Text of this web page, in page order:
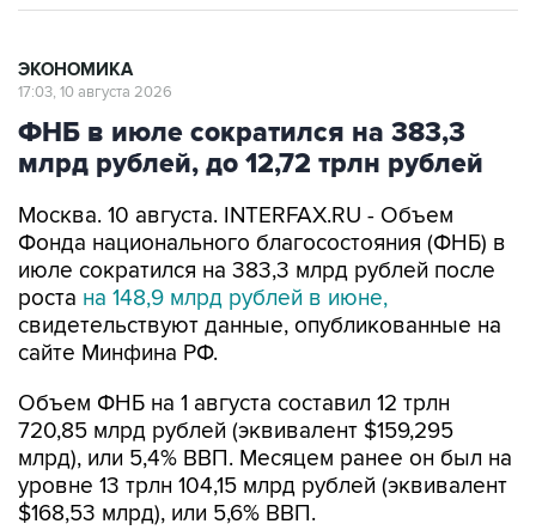
ЭКОНОМИКА
17:03, 10 августа 2026
ФНБ в июле сократился на 383,3
млрд рублей, до 12,72 трлн рублей
Москва. 10 августа. INTERFAX.RU - Объем
Фонда национального благосостояния (ФНБ) в
июле сократился на 383,3 млрд рублей после
роста на 148,9 млрд рублей в июне,
свидетельствуют данные, опубликованные на
сайте Минфина РФ.
Объем ФНБ на 1 августа составил 12 трлн
720,85 млрд рублей (эквивалент $159,295
млрд), или 5,4% ВВП. Месяцем ранее он был на
уровне 13 трлн 104,15 млрд рублей (эквивалент
$168,53 млрд), или 5,6% ВВП.